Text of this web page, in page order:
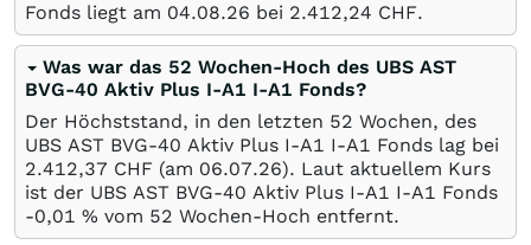
Fonds liegt am 04.08.26 bei 2.412,24 CHF.
Was war das 52 Wochen-Hoch des UBS AST
BVG-40 Aktiv Plus I-A1 I-A1 Fonds?
Der Höchststand, in den letzten 52 Wochen, des
UBS AST BVG-40 Aktiv Plus I-A1 I-A1 Fonds lag bei
2.412,37 CHF (am 06.07.26). Laut aktuellem Kurs
ist der UBS AST BVG-40 Aktiv Plus I-A1 I-A1 Fonds
-0,01 % vom 52 Wochen-Hoch entfernt.